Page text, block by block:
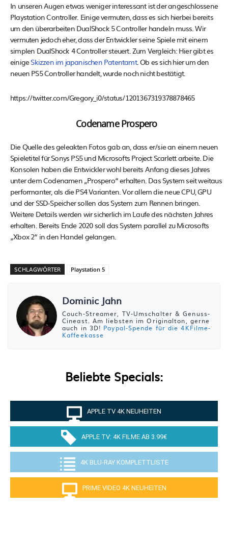
In unseren Augen etwas weniger interessant ist der angeschlossene
Playstation Controller. Einige vermuten, dass es sich hierbei bereits
um den überarbeiten DualShock 5 Controller handeln muss. Wir
vermuten jedoch eher, dass der Entwickler seine Spiele mit einem
simplen DualShock 4 Controller steuert. Zum Vergleich: Hier gibt es
einigeSkizzen im japanischen Patentamt. Ob es sich hier um den
neuen PS5 Controller handelt, wurde noch nicht bestätigt.
https://twitter.com/Gregory_i0/status/1201367319378878465
Codename Prospero
Die Quelle des geleakten Fotos gab an, dass er/sie an einem neuen
Spieletitel für Sonys PS5 und Microsofts Project Scarlett arbeite. Die
Konsolen haben die Entwickler wohl bereits Anfang dieses Jahres
unter dem Codenamen „Prospero“ erhalten. Das System seit weitaus
performanter, als die PS4 Varianten. Vor allem die neue CPU, GPU
und der SSD-Speicher sollen das System zum Rennen bringen.
Weitere Details werden wir sicherlich im Laufe des nächsten Jahres
erhalten. Bereits Ende 2020 soll das System parallel zu Microsofts
„Xbox 2“ in den Handel gelangen.
SCHLAGWÖRTER Playstation 5
Dominic Jahn
Couch-Streamer, TV-Umschalter & Genuss-
Cineast. Am liebsten im Originalton, gerne
auch in 3D! Paypal-Spende für die 4KFilme-
Kaffeekasse
Beliebte Specials:
APPLE TV 4K NEUHEITEN
APPLE TV: 4K FILME AB 3.99€
4K BLU-RAY KOMPLETTLISTE
PRIME VIDEO 4K NEUHEITEN